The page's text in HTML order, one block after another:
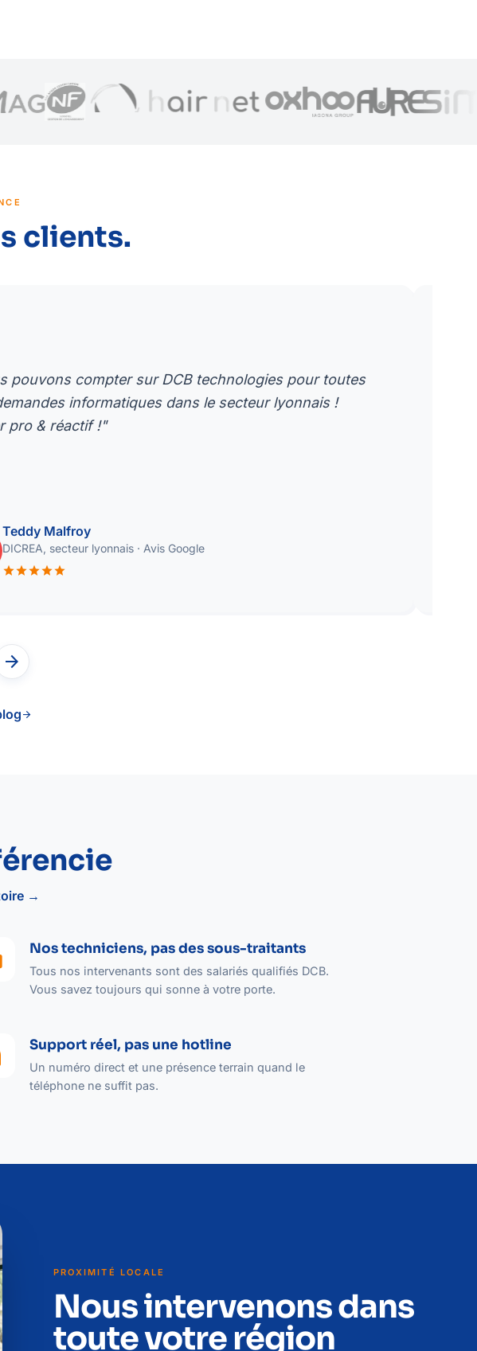
clients.
pouvons compter sur DCB technologies pour toutes
informatiques dans le secteur lyonnais !
pro & réactif !"
Teddy Malfroy
DICREA, secteur lyonnais · Avis Google
starstarstarstarstar
arrow_forward
arrow_forward
→
Nos techniciens, pas des sous-traitants
Tous nos intervenants sont des salariés qualifiés DCB.
Vous savez toujours qui sonne à votre porte.
Support réel, pas une hotline
Un numéro direct et une présence terrain quand le
téléphone ne suffit pas.
PROXIMITÉ LOCALE
Nous intervenons dans
toute votre région